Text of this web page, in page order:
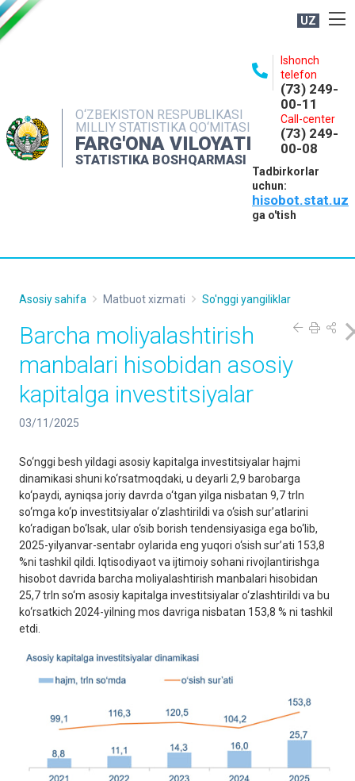
UZ
O‘ZBEKISTON RESPUBLIKASI
MILLIY STATISTIKA QO‘MITASI
FARG'ONA VILOYATI
STATISTIKA BOSHQARMASI
Ishonch
telefon
(73) 249-
00-11
Call-center
(73) 249-
00-08
Tadbirkorlar
uchun:
hisobot.stat.uz
ga o'tish
NASHRLAR
INTERAKTIV XIZMATLAR
MATBUOT XIZMATI
Asosiy sahifa Matbuot xizmati So'nggi yangiliklar
Barcha moliyalashtirish
manbalari hisobidan asosiy
kapitalga investitsiyalar
03/11/2025
So‘nggi besh yildagi asosiy kapitalga investitsiyalar hajmi
dinamikasi shuni ko‘rsatmoqdaki, u deyarli 2,9 barobarga
ko‘paydi, ayniqsa joriy davrda o‘tgan yilga nisbatan 9,7 trln
so‘mga ko‘p investitsiyalar o‘zlashtirildi va o‘sish sur’atlarini
ko‘radigan bo‘lsak, ular o‘sib borish tendensiyasiga ega bo‘lib,
2025-yilyanvar-sentabr oylarida eng yuqori o‘sish sur’ati 153,8
%ni tashkil qildi. Iqtisodiyaot va ijtimoiy sohani rivojlantirishga
hisobot davrida barcha moliyalashtirish manbalari hisobidan
25,7 trln so‘m asosiy kapitalga investitsiyalar o‘zlashtirildi va bu
ko‘rsatkich 2024-yilning mos davriga nisbatan 153,8 % ni tashkil
etdi.